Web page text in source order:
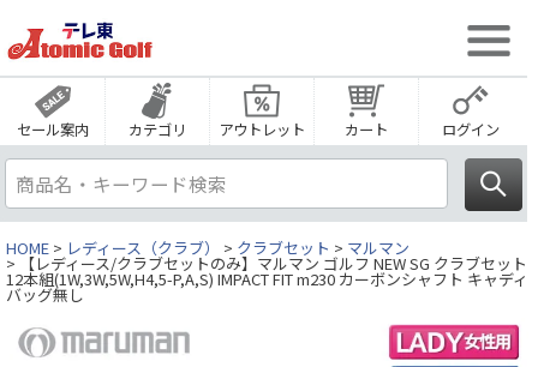
セール案内 カテゴリ アウトレット カート ログイン
HOME レディース（クラブ） クラブセット マルマン
【レディース/クラブセットのみ】マルマン ゴルフ NEW SG クラブセット
12本組(1W,3W,5W,H4,5-P,A,S) IMPACT FIT m230 カーボンシャフト キャディ
バッグ無し